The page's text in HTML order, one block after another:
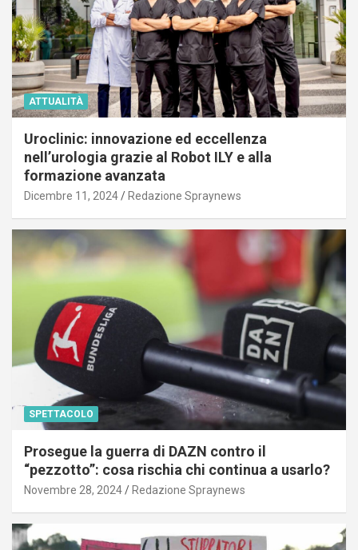
ATTUALITÀ
Uroclinic: innovazione ed eccellenza
nell’urologia grazie al Robot ILY e alla
formazione avanzata
Dicembre 11, 2024 Redazione Spraynews
SPETTACOLO
Prosegue la guerra di DAZN contro il
“pezzotto”: cosa rischia chi continua a usarlo?
Novembre 28, 2024 Redazione Spraynews